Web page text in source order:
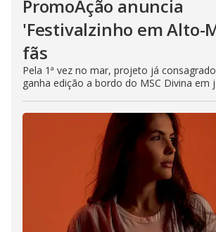
PromoAção anuncia
'Festivalzinho em Alto-
fãs
Pela 1ª vez no mar, projeto já
ganha edição a bordo do MSC Divina em